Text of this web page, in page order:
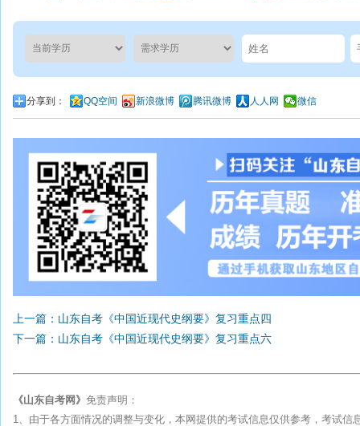
分享到： QQ空间 新浪微博 腾讯微博 人人网 微信
上一篇：山东自考《中国近现代史纲要》复习重点四
下一篇：山东自考《中国近现代史纲要》复习重点六
《山东自考网》 免责声明：
1、由于各方面情况的调整与变化，本网提供的考试信息仅供参考，考试信